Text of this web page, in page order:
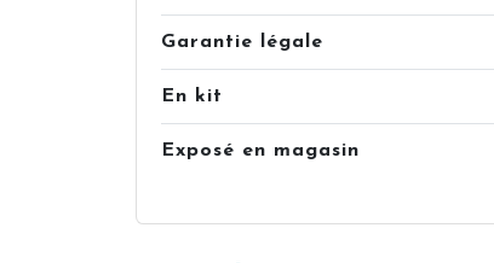
Garantie légale
En kit
Exposé en magasin